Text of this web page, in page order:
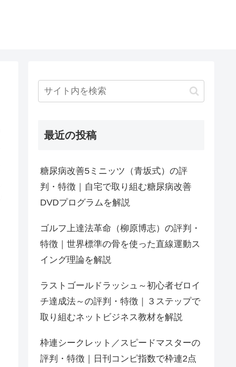
最近の投稿
糖尿病改善5ミニッツ（青坂式）の評
判・特徴｜自宅で取り組む糖尿病改善
DVDプログラムを解説
ゴルフ上達法革命（柳原博志）の評判・
特徴｜世界標準の骨を使った直線運動ス
イング理論を解説
ラストゴールドラッシュ～初心者ゼロイ
チ達成法～の評判・特徴｜３ステップで
取り組むネットビジネス教材を解説
枠連シークレット／スピードマスターの
評判・特徴｜日刊コンピ指数で枠連2点